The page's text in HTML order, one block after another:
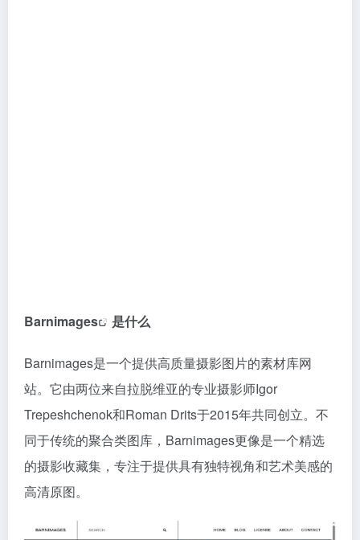
Barnimages 是什么
Barnimages是一个提供高质量摄影图片的素材库网
站。它由两位来自拉脱维亚的专业摄影师Igor
Trepeshchenok和Roman Drits于2015年共同创立。不
同于传统的聚合类图库，Barnimages更像是一个精选
的摄影收藏集，专注于提供具有独特视角和艺术美感的
高清原图。